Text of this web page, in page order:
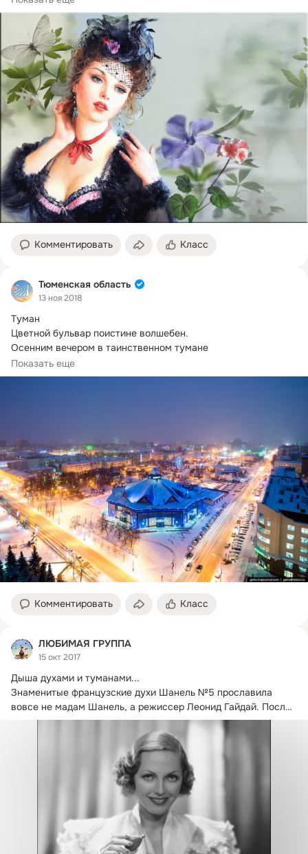
Когда...
Комментировать Класс
Тюменская область
13 ноя 2018
Туман
Цветной бульвар поистине волшебен.
Осенним вечером в таинственном тумане
Здесь дух его загадочно целебен:
Для сердца всех привязанностей отпусканье.
Показать еще
Комментировать Класс
ЛЮБИМАЯ ГРУППА
15 окт 2017
Дыша духами и туманами...
Знаменитые французские духи Шанель №5 прославила
вовсе не мадам Шанель, а режиссер Леонид Гайдай. После